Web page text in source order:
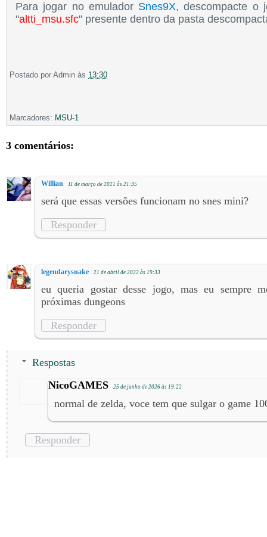
Para jogar no emulador Snes9X, descompacte o
"altti_msu.sfc" presente dentro da pasta
Postado por Admin às 13:30
Marcadores: MSU-1
3 comentários:
Willian 11 de março de 2021 às 21:35
será que essas versões funcionam no snes mini?
Responder
legendarysnake 21 de abril de 2022 às 19:33
eu queria gostar desse jogo, mas eu sempre
próximas dungeons
Responder
Respostas
NicoGAMES
25 de junho de 2026 às 19:22
normal de zelda, voce tem que sulgar o game
Responder